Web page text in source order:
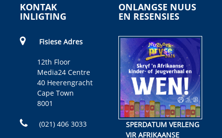
KONTAK
INLIGTING
Fisiese Adres
12th Floor
Media24 Centre
40 Heerengracht
Cape Town
8001
(021) 406 3033
ONLANGSE NUUS
EN RESENSIES
SPERDATUM VERLENG
VIR AFRIKAANSE